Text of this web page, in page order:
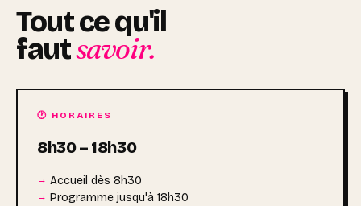
Tout ce qu'il
fautsavoir.
🕐 HORAIRES
8h30 – 18h30
Accueil dès 8h30
Programme jusqu'à 18h30